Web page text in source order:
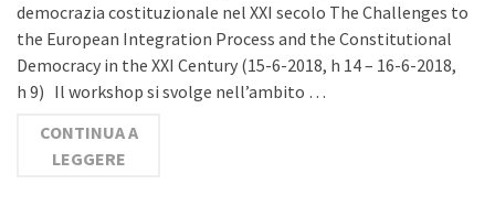
democrazia costituzionale nel XXI secolo The Challenges to
the European Integration Process and the Constitutional
Democracy in the XXI Century (15-6-2018, h 14 – 16-6-2018,
h 9) Il workshop si svolge nell’ambito …
CONTINUA A
LEGGERE